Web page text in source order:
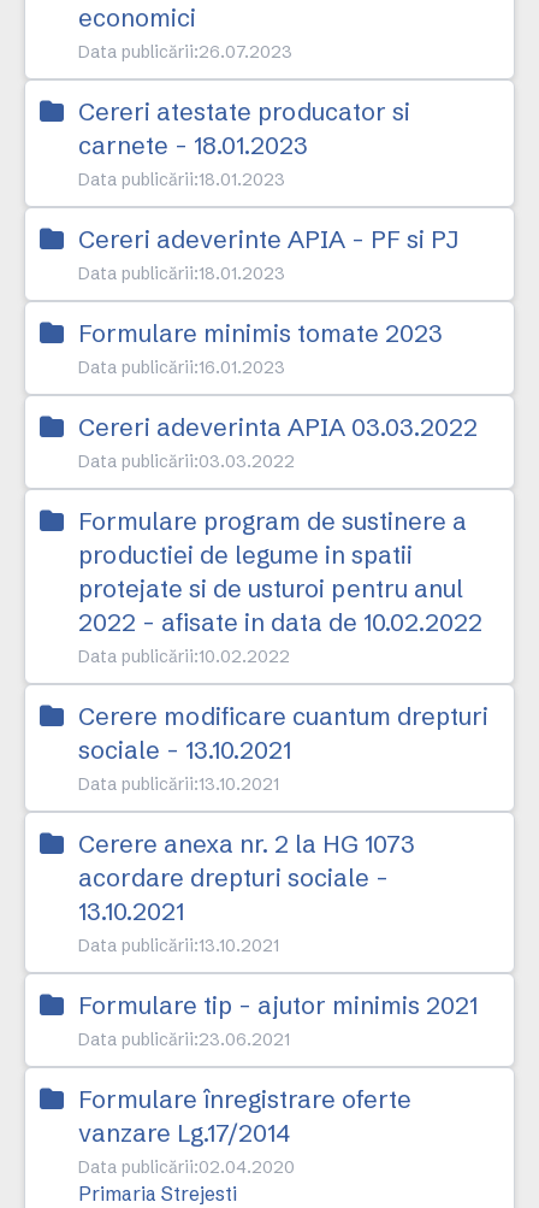
economici
Data publicării:26.07.2023
Cereri atestate producator si
carnete - 18.01.2023
Data publicării:18.01.2023
Cereri adeverinte APIA - PF si PJ
Data publicării:18.01.2023
Formulare minimis tomate 2023
Data publicării:16.01.2023
Cereri adeverinta APIA 03.03.2022
Data publicării:03.03.2022
Formulare program de sustinere a
productiei de legume in spatii
protejate si de usturoi pentru anul
2022 - afisate in data de 10.02.2022
Data publicării:10.02.2022
Cerere modificare cuantum drepturi
sociale - 13.10.2021
Data publicării:13.10.2021
Cerere anexa nr. 2 la HG 1073
acordare drepturi sociale -
13.10.2021
Data publicării:13.10.2021
Formulare tip - ajutor minimis 2021
Data publicării:23.06.2021
Formulare înregistrare oferte
vanzare Lg.17/2014
Data publicării:02.04.2020
Primaria Strejesti